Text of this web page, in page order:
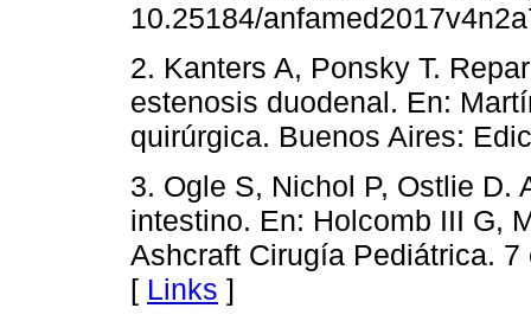
10.25184/
2. Kanters A, Ponsky T.
estenosis duodenal. En:
quirúrgica. Buenos Aires:
3. Ogle S, Nichol P, Ostlie D.
intestino. En: Holcomb III G,
Ashcraft Cirugía Pediátrica.
[ Links ]